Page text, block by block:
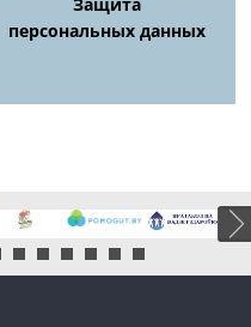
персональных данных